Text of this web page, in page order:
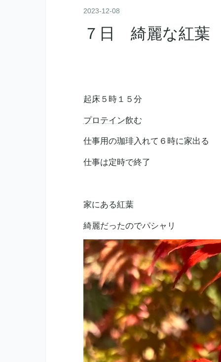
2023-12-08
７日 綺麗な紅葉
起床５時１５分
プロテイン飲む
仕事用の珈琲入れて６時に家出る
仕事は定時で終了
家にある紅葉
綺麗だったのでパシャリ